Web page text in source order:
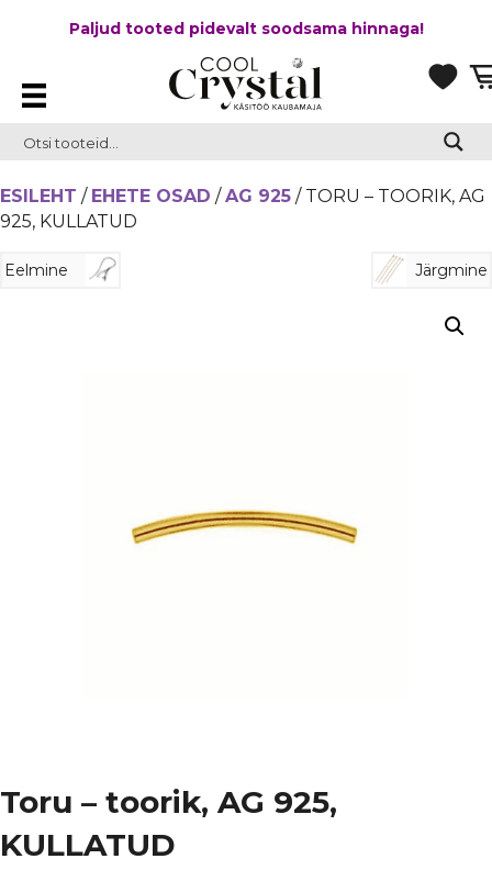
Paljud tooted pidevalt soodsama hinnaga!
ESILEHT / EHETE OSAD / AG 925 / TORU – TOORIK, AG
925, KULLATUD
Eelmine Järgmine
Toru – toorik, AG 925,
KULLATUD